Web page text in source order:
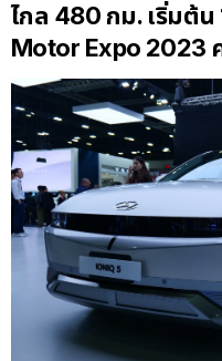
ไกล 480 กม. เริ่มต้น
Motor Expo 2023